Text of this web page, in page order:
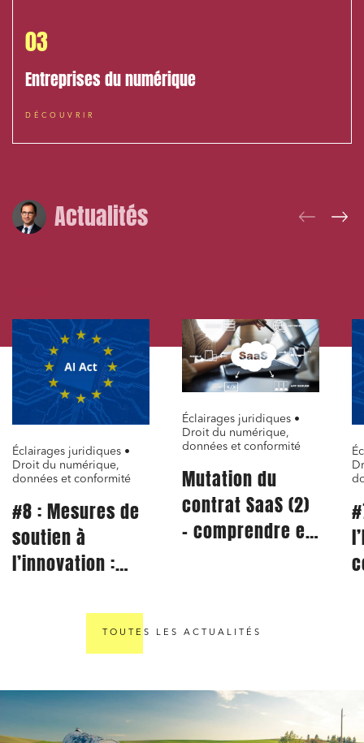
03
Entreprises du numérique
DÉCOUVRIR
Actualités
Éclairages juridiques •
Droit du numérique,
données et conformité
#8 : Mesures de
soutien à
l’innovation :
réglementaire
sujet de risque
juridique
Éclairages juridiques •
Droit du numérique,
données et conformité
Mutation du
contrat SaaS (2)
– comprendre et
pour le Data Act
TOUTES LES ACTUALITÉS